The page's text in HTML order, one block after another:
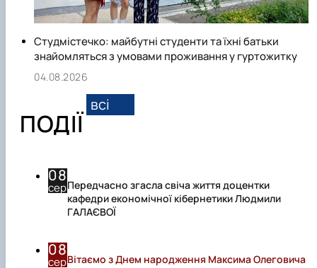
Студмістечко: майбутні студенти та їхні батьки
знайомляться з умовами проживання у гуртожитку
04.08.2026
ПОДІЇ
всі
08
серПередчасно згасла свіча життя доцентки
кафедри економічної кібернетики Людмили
ГАЛАЄВОЇ
08
серВітаємо з Днем народження Максима Олеговича